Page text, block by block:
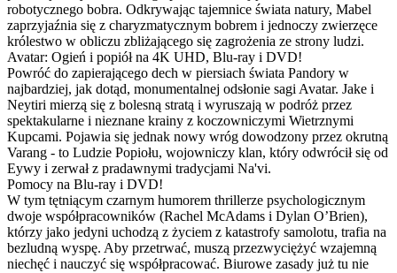
robotycznego bobra. Odkrywając tajemnice świata natury, Mabel
zaprzyjaźnia się z charyzmatycznym bobrem i jednoczy zwierzęce
królestwo w obliczu zbliżającego się zagrożenia ze strony ludzi.
Avatar: Ogień i popiół na 4K UHD, Blu-ray i DVD!
Powróć do zapierającego dech w piersiach świata Pandory w
najbardziej, jak dotąd, monumentalnej odsłonie sagi Avatar. Jake i
Neytiri mierzą się z bolesną stratą i wyruszają w podróż przez
spektakularne i nieznane krainy z koczowniczymi Wietrznymi
Kupcami. Pojawia się jednak nowy wróg dowodzony przez okrutną
Varang - to Ludzie Popiołu, wojowniczy klan, który odwrócił się od
Eywy i zerwał z pradawnymi tradycjami Na'vi.
Pomocy na Blu-ray i DVD!
W tym tętniącym czarnym humorem thrillerze psychologicznym
dwoje współpracowników (Rachel McAdams i Dylan O’Brien),
którzy jako jedyni uchodzą z życiem z katastrofy samolotu, trafia na
bezludną wyspę. Aby przetrwać, muszą przezwyciężyć wzajemną
niechęć i nauczyć się współpracować. Biurowe zasady już tu nie